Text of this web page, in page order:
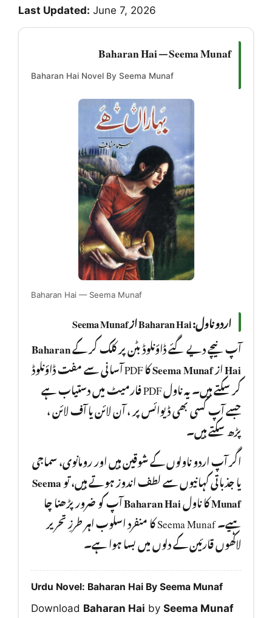
Last Updated: June 7, 2026
Baharan Hai — Seema Munaf
Baharan Hai Novel By Seema Munaf
Baharan Hai — Seema Munaf
اردو ناول: Baharan Hai از Seema Munaf
آپ نیچے دیے گئے ڈاؤنلوڈ بٹن پر کلک کر کےBaharan
HaiازSeema Munaf
کا PDF آسانی سے مفت ڈاؤنلوڈ
کر سکتے ہیں۔ یہ ناول PDF فارمیٹ میں دستیاب ہے
جسے آپ کسی بھی ڈیوائس پر ، آن لائن یا آف لائن ،
پڑھ سکتے ہیں۔
اگر آپ اردو ناولوں کے شوقین ہیں اور رومانوی، سماجی
یا جذباتی کہانیوں سے لطف اندوز ہوتے ہیں، توSeema
Munafکا ناولBaharan Haiآپ کو ضرور پڑھنا چا
ہیے۔ Seema Munaf کا منفرد اسلوب اہر طرزِ تحریر
لاکھوں قارئین کے دلوں میں بسا ہوا ہے۔
Urdu Novel: Baharan Hai By Seema Munaf
Download Baharan Hai by Seema Munaf